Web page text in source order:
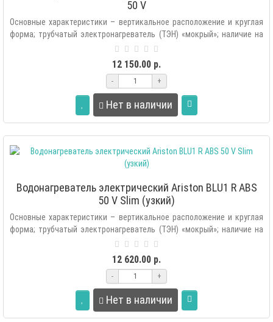
50 V
Основные характеристики – вертикальное расположение и круглая
форма; трубчатый электронагреватель (ТЭН) «мокрый»; наличие на
12 150.00 р.
- +
Нет в наличии
Водонагреватель электрический Ariston BLU1 R ABS
50 V Slim (узкий)
Основные характеристики – вертикальное расположение и круглая
форма; трубчатый электронагреватель (ТЭН) «мокрый»; наличие на
12 620.00 р.
- +
Нет в наличии